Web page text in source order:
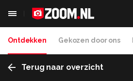
Ontdekken Gekozen door ons
Terug naar overzicht